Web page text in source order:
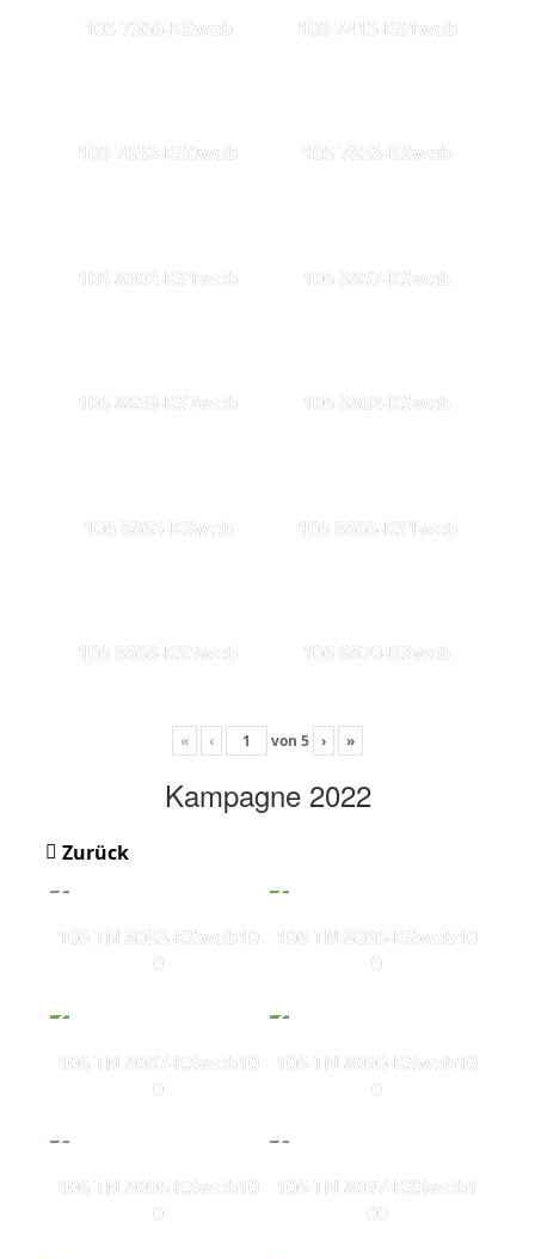
105 7366-KSweb 105 7415-KS1web
105 7632-KS0web 105 7853-KSweb
105 8302-KS1web 106 8857-KSweb
106 8859-KS7web 106 8862-KSweb
106 8865-KSweb 106 8866-KS1web
106 8868-KS5web 106 8870-KSweb
« ‹ von 5 › »
Kampagne 2022
Zurück
106 TN 8083-KSweb10
0
106 TN 8086-KSweb10
0
106 TN 8087-KSweb10
0
106 TN 8090-KSweb10
0
106 TN 8096-KSweb10
0
106 TN 8097-KS3web1
00